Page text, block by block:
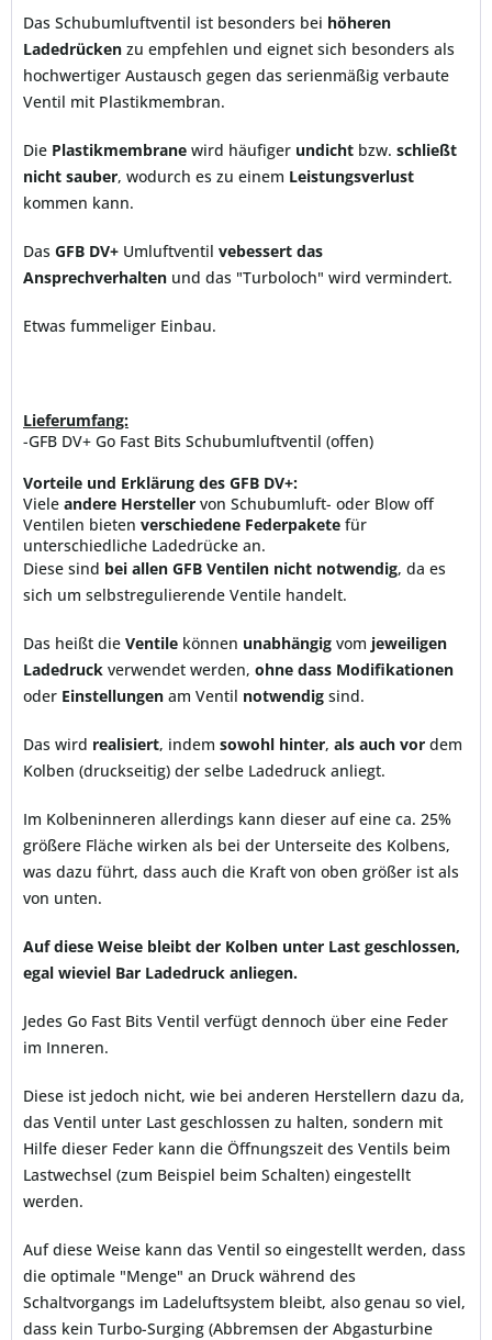
Das Schubumluftventil ist besonders bei höheren
Ladedrücken zu empfehlen und eignet sich besonders als
hochwertiger Austausch gegen das serienmäßig verbaute
Ventil mit Plastikmembran.
Die Plastikmembrane wird häufiger undicht bzw. schließt
nicht sauber, wodurch es zu einem Leistungsverlust
kommen kann.
Das GFB DV+ Umluftventil vebessert das
Ansprechverhalten und das "Turboloch" wird vermindert.
Etwas fummeliger Einbau.
Lieferumfang:
-GFB DV+ Go Fast Bits Schubumluftventil (offen)
Vorteile und Erklärung des GFB DV+:
Viele andere Hersteller von Schubumluft- oder Blow off
Ventilen bieten verschiedene Federpakete für
unterschiedliche Ladedrücke an.
Diese sind bei allen GFB Ventilen nicht notwendig, da es
sich um selbstregulierende Ventile handelt.
Das heißt die Ventile können unabhängig vom jeweiligen
Ladedruck verwendet werden, ohne dass Modifikationen
oder Einstellungen am Ventil notwendig sind.
Das wird realisiert, indem sowohl hinter, als auch vor dem
Kolben (druckseitig) der selbe Ladedruck anliegt.
Im Kolbeninneren allerdings kann dieser auf eine ca. 25%
größere Fläche wirken als bei der Unterseite des Kolbens,
was dazu führt, dass auch die Kraft von oben größer ist als
von unten.
Auf diese Weise bleibt der Kolben unter Last geschlossen,
egal wieviel Bar Ladedruck anliegen.
Jedes Go Fast Bits Ventil verfügt dennoch über eine Feder
im Inneren.
Diese ist jedoch nicht, wie bei anderen Herstellern dazu da,
das Ventil unter Last geschlossen zu halten, sondern mit
Hilfe dieser Feder kann die Öffnungszeit des Ventils beim
Lastwechsel (zum Beispiel beim Schalten) eingestellt
werden.
Auf diese Weise kann das Ventil so eingestellt werden, dass
die optimale "Menge" an Druck während des
Schaltvorgangs im Ladeluftsystem bleibt, also genau so viel,
dass kein Turbo-Surging (Abbremsen der Abgasturbine